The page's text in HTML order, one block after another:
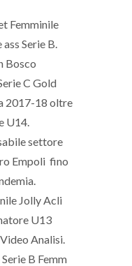
Femminile
Serie B.
Bosco
C Gold
2017-18 oltre
U14.
settore
Empoli fino
Jolly Acli
U13
Analisi.
B Femm